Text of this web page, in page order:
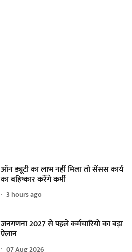
ऑन ड्यूटी का लाभ नहीं मिला तो सेंसस कार्य
का बहिष्कार करेंगे कर्मी
3 hours ago
जनगणना 2027 से पहले कर्मचारियों का बड़ा
ऐलान
07 Aug 2026